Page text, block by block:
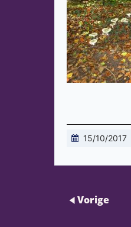
15/10/2017
Vorige